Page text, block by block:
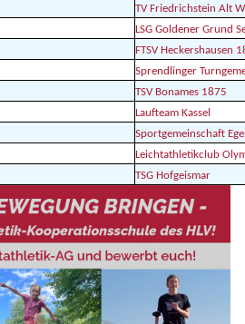
TV Friedrichstein Alt
LSG Goldener Grund
FTSV Heckershausen
Sprendlinger
TSV Bonames 1875
Laufteam Kassel
Sportgemeinschaft
Leichtathletikclub
TSG Hofgeismar